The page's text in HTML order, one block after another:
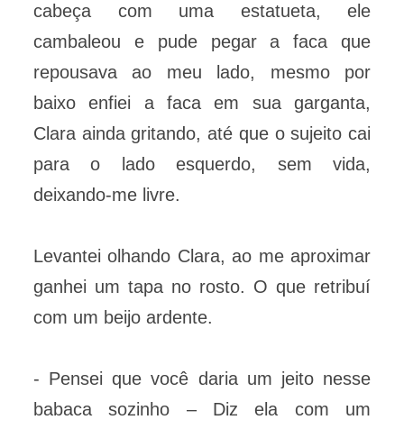
cabeça com uma estatueta, ele
cambaleou e pude pegar a faca que
repousava ao meu lado, mesmo por
baixo enfiei a faca em sua garganta,
Clara ainda gritando, até que o sujeito cai
para o lado esquerdo, sem vida,
deixando-me livre.
Levantei olhando Clara, ao me aproximar
ganhei um tapa no rosto. O que retribuí
com um beijo ardente.
- Pensei que você daria um jeito nesse
babaca sozinho – Diz ela com um